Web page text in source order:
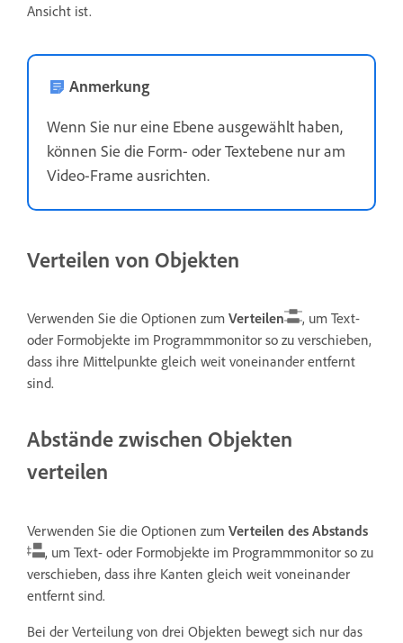
Ansicht ist.
Anmerkung
Wenn Sie nur eine Ebene ausgewählt haben,
können Sie die Form- oder Textebene nur am
Video-Frame ausrichten.
Verteilen von Objekten
Verwenden Sie die Optionen zum Verteilen
, um Text-
oder Formobjekte im Programmmonitor so zu verschieben,
dass ihre Mittelpunkte gleich weit voneinander entfernt
sind.
Abstände zwischen Objekten
verteilen
Verwenden Sie die Optionen zum Verteilen des Abstands
, um Text- oder Formobjekte im Programmmonitor so zu
verschieben, dass ihre Kanten gleich weit voneinander
entfernt sind.
Bei der Verteilung von drei Objekten bewegt sich nur das